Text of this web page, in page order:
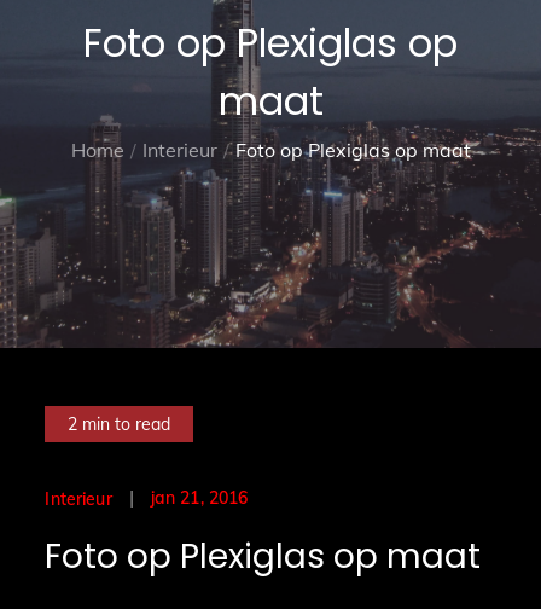
Foto op Plexiglas op
maat
Home Interieur Foto op Plexiglas op maat
2 min to read
Interieur
Posted
jan 21, 2016
Foto op Plexiglas op maat